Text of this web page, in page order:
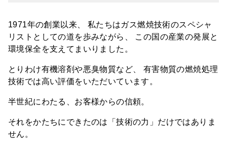
1971年の創業以来、
私たちはガス燃焼技術のスペシャ
リストとしての道を歩みながら、
この国の産業の発展と
環境保全を支えてまいりました。
とりわけ有機溶剤や悪臭物質など、
有害物質の燃焼処理
技術では高い評価をいただいています。
半世紀にわたる、お客様からの信頼。
それをかたちにできたのは「技術の力」だけではありま
せん。